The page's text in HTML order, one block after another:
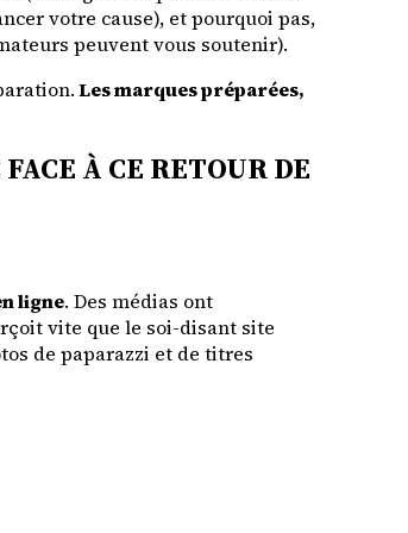
votre cause), et pourquoi pas,
peuvent vous soutenir).
Les marques préparées,
À CE RETOUR DE
ligne. Des médias ont
vite que le soi-disant site
de paparazzi et de titres